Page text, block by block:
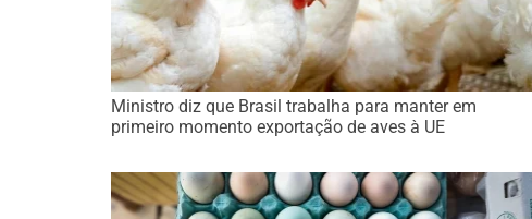
Ministro diz que Brasil trabalha para manter em
primeiro momento exportação de aves à UE